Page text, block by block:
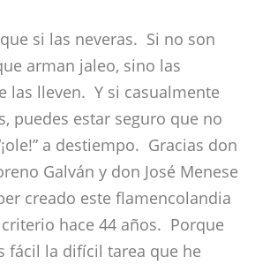
si las neveras. Si no son
arman jaleo, sino las
las lleven. Y si casualmente
puedes estar seguro que no
a destiempo. Gracias don
Galván y don José Menese
creado este flamencolandia
hace 44 años. Porque
fácil la difícil tarea que he